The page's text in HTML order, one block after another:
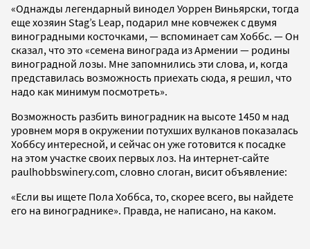
«Однажды легендарный винодел Уоррен Виньярски, тогда
еще хозяин Stag’s Leap, подарил мне ковчежек с двумя
виноградными косточками, — вспоминает сам Хоббс. — Он
сказал, что это «семена винограда из Армении — родины
виноградной лозы. Мне запомнились эти слова, и, когда
представилась возможность приехать сюда, я решил, что
надо как минимум посмотреть».
Возможность разбить виноградник на высоте 1450 м над
уровнем моря в окружении потухших вулканов показалась
Хоббсу интересной, и сейчас он уже готовится к посадке
на этом участке своих первых лоз. На интернет-сайте
paulhobbswinery.com, словно слоган, висит объявление:
«Если вы ищете Пола Хоббса, то, скорее всего, вы найдете
его на винограднике». Правда, не написано, на каком.